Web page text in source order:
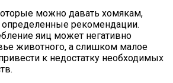
можно давать хомякам,
рекомендации.
яиц может негативно
животного, а слишком малое
к недостатку необходимых